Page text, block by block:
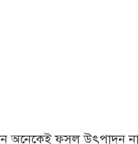
অনেকেই ফসল উৎপাদন